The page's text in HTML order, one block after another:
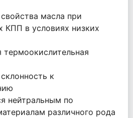
масла при
КПП в условиях низких
термоокислительная
к
нейтральным по
различного рода